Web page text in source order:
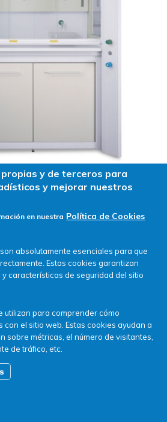
total. CP ASEM CP1127EN
y de terceros para
y mejorar nuestros
en nuestra Política de Cookies
absolutamente esenciales para que
Estas cookies garantizan
características de seguridad del sitio
utilizan para comprender cómo
con el sitio web. Estas cookies ayudan a
sobre métricas, el número de visitantes,
de tráfico, etc.